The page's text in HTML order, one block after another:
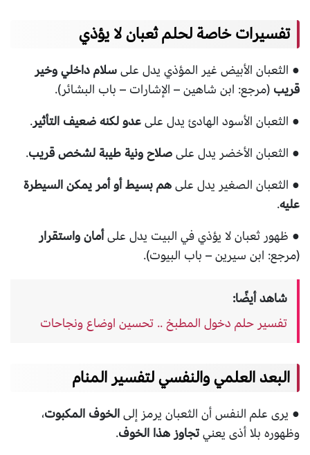
تفسيرات خاصة لحلم ثعبان لا يؤذي
● الثعبان الأبيض غير المؤذي يدل علىسلام داخلي وخير
قريب (مرجع: ابن شاهين – الإشارات – باب البشائر).
● الثعبان الأسود الهادئ يدل علىعدو لكنه ضعيف التأثير.
● الثعبان الأخضر يدل علىصلاح ونية طيبة لشخص قريب.
● الثعبان الصغير يدل علىهم بسيط أو أمر يمكن السيطرة
عليه.
● ظهور ثعبان لا يؤذي في البيت يدل علىأمان واستقرار
(مرجع: ابن سيرين – باب البيوت).
شاهد أيضًا:
تفسير حلم دخول المطبخ .. تحسين اوضاع ونجاحات
البعد العلمي والنفسي لتفسير المنام
● يرى علم النفس أن الثعبان يرمز إلىالخوف المكبوت،
وظهوره بلا أذى يعنيتجاوز هذا الخوف.